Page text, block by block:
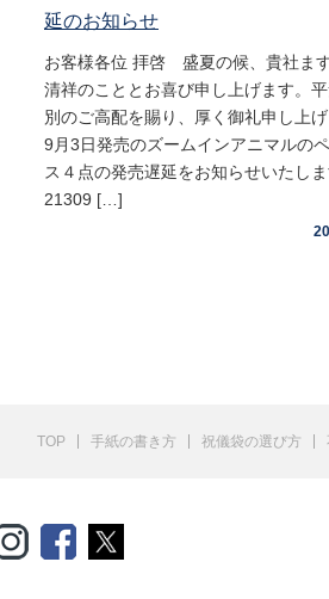
延のお知らせ
お客様各位 拝啓 盛夏の候、貴社ま
清祥のこととお喜び申し上げます。
別のご高配を賜り、厚く御礼申し上げ
9月3日発売のズームインアニマルの
ス４点の発売遅延をお知らせいたし
21309 […]
TOP 手紙の書き方 祝儀袋の選び方